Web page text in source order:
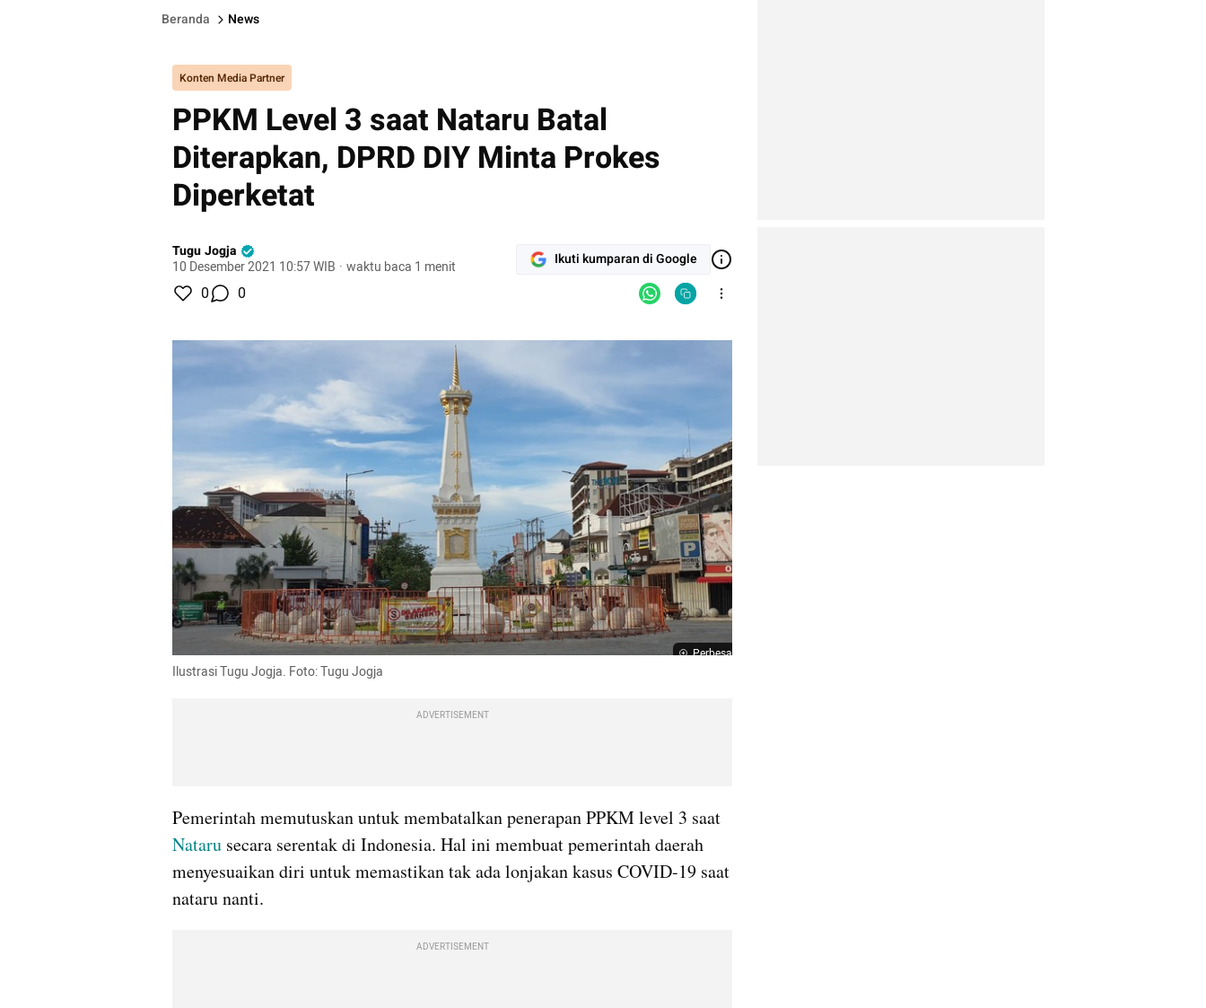
Beranda News
Konten Media Partner
PPKM Level 3 saat Nataru Batal
Diterapkan, DPRD DIY Minta Prokes
Diperketat
Tugu Jogja
10 Desember 2021 10:57 WIB · waktu baca 1 menit Ikuti kumparan di Google
0 0
Perbesar
Ilustrasi Tugu Jogja. Foto: Tugu Jogja
ADVERTISEMENT
Nataru secara serentak di Indonesia. Hal ini membuat pemerintah daerah
menyesuaikan diri untuk memastikan tak ada lonjakan kasus COVID-19 saat
nataru nanti.
ADVERTISEMENT